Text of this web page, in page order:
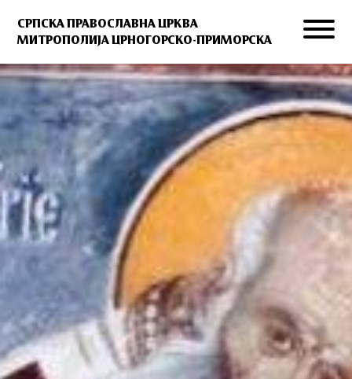
СРПСКА ПРАВОСЛАВНА ЦРКВА
МИТРОПОЛИЈА ЦРНОГОРСКО-ПРИМОРСКА